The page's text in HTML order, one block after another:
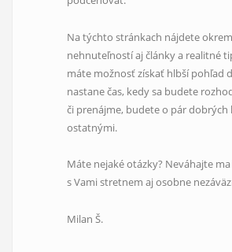
Na týchto stránkach nájdete
nehnuteľností aj články a realitné
máte možnosť získať hlbší pohľad
nastane čas, kedy sa budete
či prenájme, budete o pár
ostatnými.
Máte nejaké otázky? Neváhajte
s Vami stretnem aj osobne
Milan Š.